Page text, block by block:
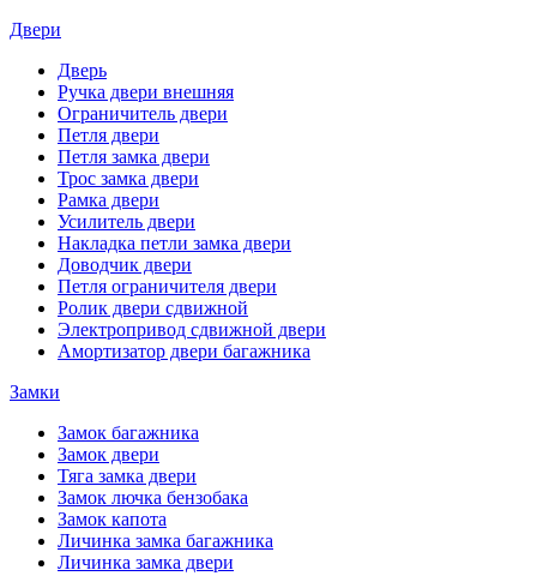
Двери
Дверь
Ручка двери внешняя
Ограничитель двери
Петля двери
Петля замка двери
Трос замка двери
Рамка двери
Усилитель двери
Накладка петли замка двери
Доводчик двери
Петля ограничителя двери
Ролик двери сдвижной
Электропривод сдвижной двери
Амортизатор двери багажника
Замки
Замок багажника
Замок двери
Тяга замка двери
Замок лючка бензобака
Замок капота
Личинка замка багажника
Личинка замка двери